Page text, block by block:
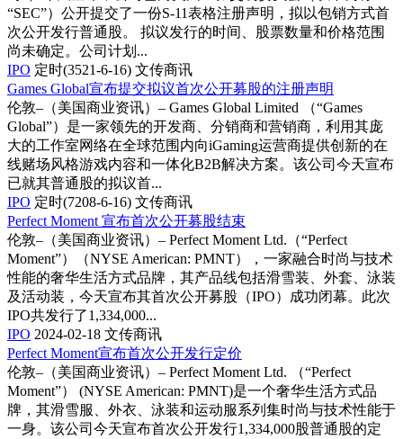
“SEC”）公开提交了一份S-11表格注册声明，拟以包销方式首
次公开发行普通股。 拟议发行的时间、股票数量和价格范围
尚未确定。公司计划...
IPO 定时(3521-6-16) 文传商讯
Games Global宣布提交拟议首次公开募股的注册声明
伦敦–（美国商业资讯）– Games Global Limited （“Games
Global”）是一家领先的开发商、分销商和营销商，利用其庞
大的工作室网络在全球范围内向iGaming运营商提供创新的在
线赌场风格游戏内容和一体化B2B解决方案。该公司今天宣布
已就其普通股的拟议首...
IPO 定时(7208-6-16) 文传商讯
Perfect Moment 宣布首次公开募股结束
伦敦–（美国商业资讯）– Perfect Moment Ltd.（“Perfect
Moment”）（NYSE American: PMNT），一家融合时尚与技术
性能的奢华生活方式品牌，其产品线包括滑雪装、外套、泳装
及活动装，今天宣布其首次公开募股（IPO）成功闭幕。此次
IPO共发行了1,334,000...
IPO 2024-02-18 文传商讯
Perfect Moment宣布首次公开发行定价
伦敦–（美国商业资讯）– Perfect Moment Ltd. （“Perfect
Moment”） (NYSE American: PMNT)是一个奢华生活方式品
牌，其滑雪服、外衣、泳装和运动服系列集时尚与技术性能于
一身。该公司今天宣布首次公开发行1,334,000股普通股的定